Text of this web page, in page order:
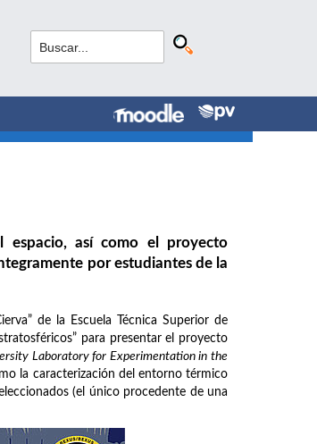
espacio, así como el proyecto
por estudiantes de la
de la Escuela Técnica Superior de
para presentar el proyecto
Laboratory for Experimentation in the
la caracterización del entorno térmico
(el único procedente de una